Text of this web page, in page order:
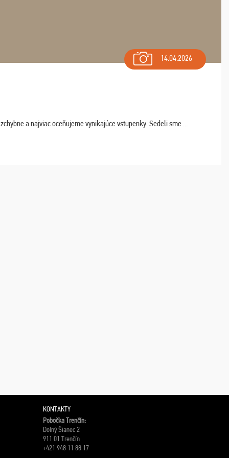
14.04.2026
a najviac oceňujeme vynikajúce vstupenky. Sedeli sme ...
KONTAKTY
Pobočka Trenčín:
Dolný Šianec 2
911 01 Trenčín
+421 948 11 88 17